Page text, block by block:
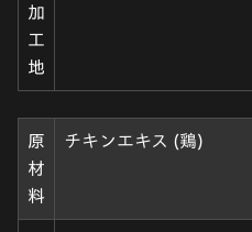
加
工
地
原
材
料
チキンエキス (鶏)